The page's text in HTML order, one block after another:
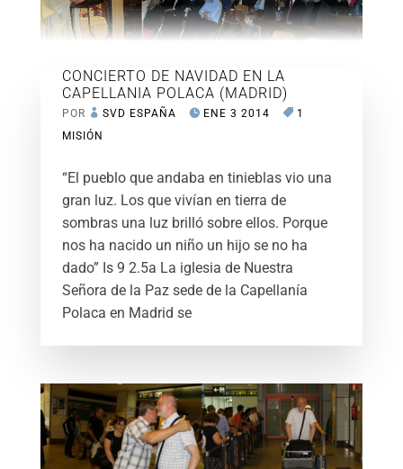
CONCIERTO DE NAVIDAD EN LA
CAPELLANIA POLACA (MADRID)
POR SVD ESPAÑA ENE 3 2014
1
MISIÓN
“El pueblo que andaba en tinieblas vio una
gran luz. Los que vivían en tierra de
sombras una luz brilló sobre ellos. Porque
nos ha nacido un niño un hijo se no ha
dado” Is 9 2.5a La iglesia de Nuestra
Señora de la Paz sede de la Capellanía
Polaca en Madrid se